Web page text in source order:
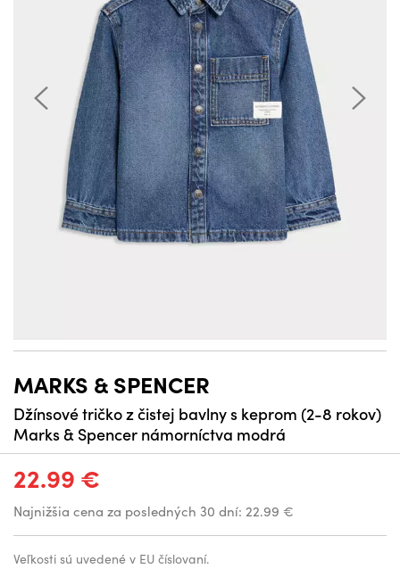
MARKS & SPENCER
Džínsové tričko z čistej bavlny s keprom (2-8 rokov)
Marks & Spencer námorníctva modrá
22.99 €
Najnižšia cena za posledných 30 dní: 22.99 €
Veľkosti sú uvedené v EU číslovaní.